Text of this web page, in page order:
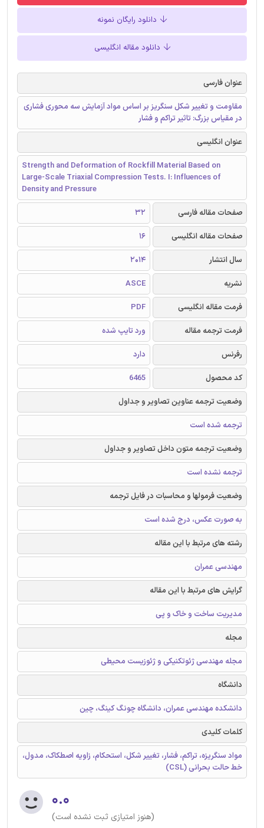
دانلود رایگان نمونه
دانلود مقاله انگلیسی
عنوان فارسی
مقاومت و تغییر شکل سنگریز بر اساس مواد آزمایش سه محوری فشاری
در مقیاس بزرگ: تاثیر تراکم و فشار
عنوان انگلیسی
Strength and Deformation of Rockfill Material Based on
Large-Scale Triaxial Compression Tests. I: Influences of
Density and Pressure
صفحات مقاله فارسی
32
صفحات مقاله انگلیسی
16
سال انتشار
2014
نشریه
ASCE
فرمت مقاله انگلیسی
PDF
فرمت ترجمه مقاله
ورد تایپ شده
رفرنس
دارد
کد محصول
6465
وضعیت ترجمه عناوین تصاویر و جداول
ترجمه شده است
وضعیت ترجمه متون داخل تصاویر و جداول
ترجمه نشده است
وضعیت فرمولها و محاسبات در فایل ترجمه
به صورت عکس، درج شده است
رشته های مرتبط با این مقاله
مهندسی عمران
گرایش های مرتبط با این مقاله
مدیریت ساخت و خاک و پی
مجله
مجله مهندسی ژئوتکنیکی و ژئوزیست ‌محیطی
دانشگاه
دانشکده مهندسی عمران، دانشگاه چونگ کینگ، چین
کلمات کلیدی
مواد سنگریزه، تراکم، فشار، تغییر شکل، استحکام، زاویه اصطکاک، مدول،
خط حالت بحرانی (CSL)
۰.۰
(هنوز امتیازی ثبت نشده است)